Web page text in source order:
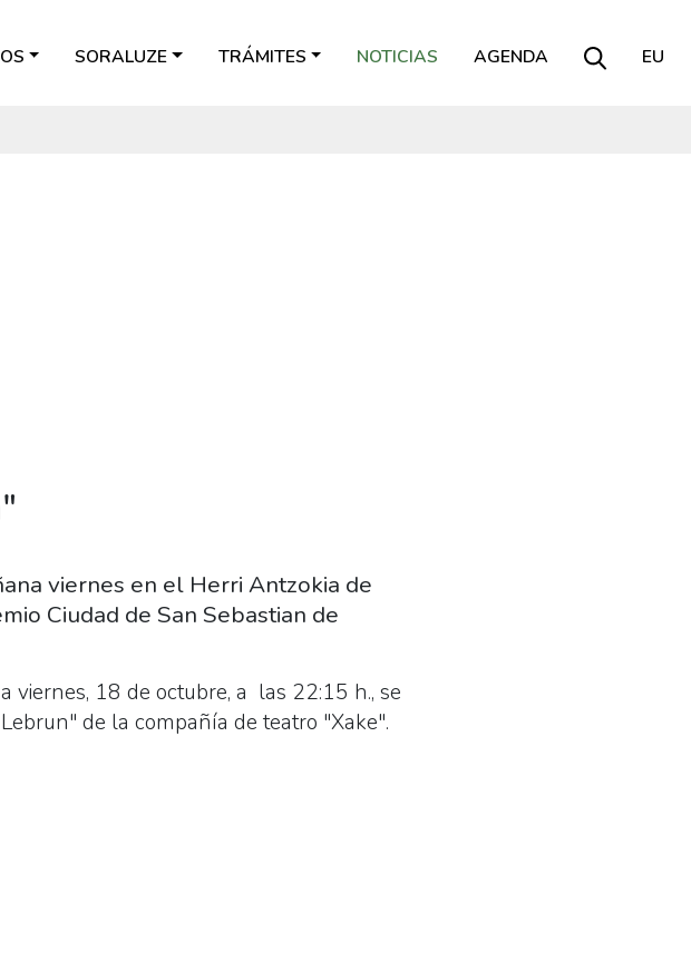
SORALUZE TRÁMITES NOTICIAS AGENDA EU
viernes en el Herri Antzokia de
Ciudad de San Sebastian de
viernes, 18 de octubre, a las 22:15 h., se
de la compañía de teatro "Xake".